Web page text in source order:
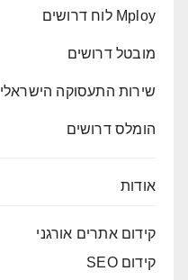
Mploy לוח דרושים
מובטל דרושים
שירות התעסוקה הישראלי
הומלס דרושים
אודות
קידום אתרים אורגני
קידום SEO